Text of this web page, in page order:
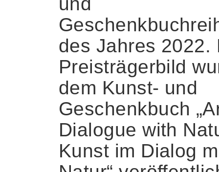
des Jahres 2022.
Preisträgerbild
dem Kunst- und
Geschenkbuch
Dialogue with
Kunst im Dialog